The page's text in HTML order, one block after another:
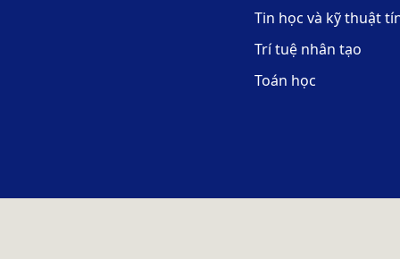
Tin học và kỹ thuật
Trí tuệ nhân tạo
Toán học